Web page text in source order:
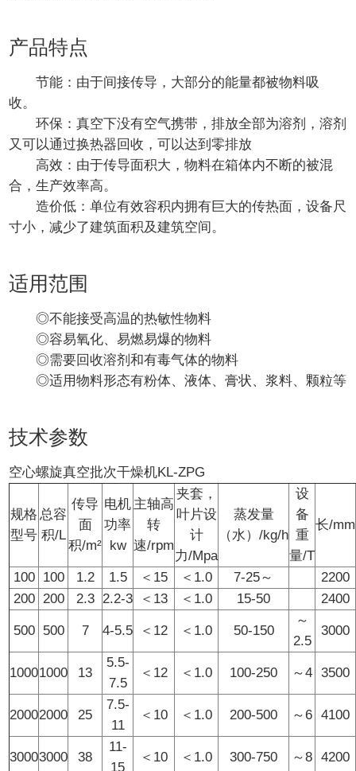
产品特点
节能：由于间接传导，大部分的能量都被物料吸
收。
环保：真空下没有空气携带，排放全部为溶剂，溶剂
又可以通过换热器回收，可以达到零排放
高效：由于传导面积大，物料在箱体内不断的被混
合，生产效率高。
造价低：单位有效容积内拥有巨大的传热面，设备尺
寸小，减少了建筑面积及建筑空间。
适用范围
◎不能接受高温的热敏性物料
◎容易氧化、易燃易爆的物料
◎需要回收溶剂和有毒气体的物料
◎适用物料形态有粉体、液体、膏状、浆料、颗粒等
技术参数
空心螺旋真空批次干燥机KL-ZPG
规格
型号
总容
积/L
传导
面
积/m²
电机
功率
kw
主轴高
转
速/rpm
夹套，
叶片设
计
力/Mpa
蒸发量
（水）/kg/h
设
备
重
量/T
长/mm
100 100 1.2 1.5 ＜15 ＜1.0 7-25～
2200
200 200 2.3 2.2-3 ＜13 ＜1.0 15-50 2400
500 500 7 4-5.5 ＜12 ＜1.0 50-150
～
2.5
3000
10001000 13
5.5-
7.5
＜12 ＜1.0 100-250 ～4 3500
20002000 25
7.5-
11
＜10 ＜1.0 200-500 ～6 4100
30003000 38
11-
15
＜10 ＜1.0 300-750 ～8 4200